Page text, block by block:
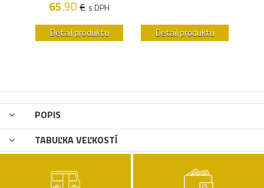
65.90€ s DPH
Detail produktu Detail produktu
POPIS
TABUĽKA VEĽKOSTÍ